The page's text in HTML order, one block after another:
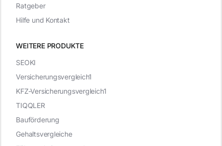
WEITERE PRODUKTE
SEOKI
Versicherungsvergleich1
KFZ-Versicherungsvergleich1
TIQQLER
Bauförderung
Gehaltsvergleiche
Ratgeber
Hilfe und Kontakt